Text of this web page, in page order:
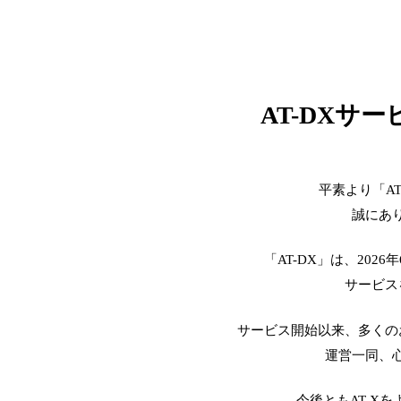
AT-DXサー
平素より「
誠にあ
「AT-DX」は、2026
サービ
サービス開始以来、多く
運営一同、